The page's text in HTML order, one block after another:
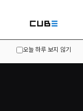
오늘 하루 보지 않기